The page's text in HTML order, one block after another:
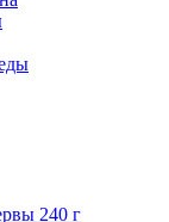
240 г